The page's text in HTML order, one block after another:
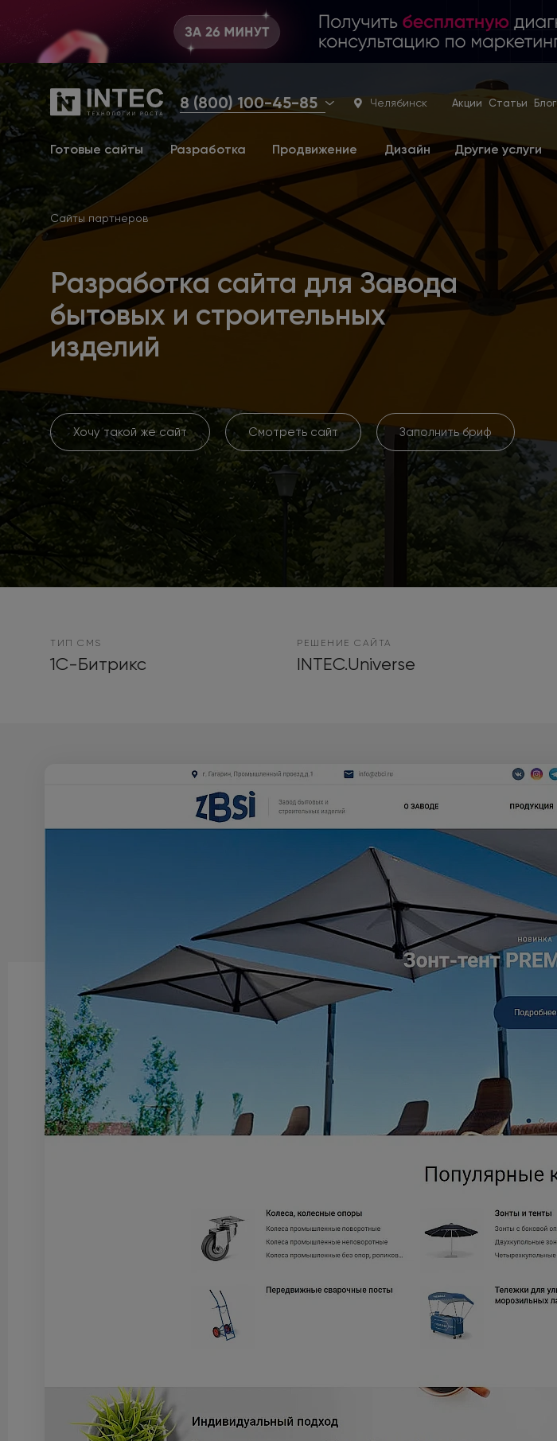
8 (800) 100-45-85 Челябинск Акции Статьи Блог
Готовые сайты Разработка Продвижение Дизайн Другие услуги
Сайты партнеров
Разработка сайта для Завода
бытовых и строительных
изделий
Хочу такой же сайт Смотреть сайт Заполнить бриф
ТИП CMS
1С-Битрикс
РЕШЕНИЕ САЙТА
INTEC.Universe